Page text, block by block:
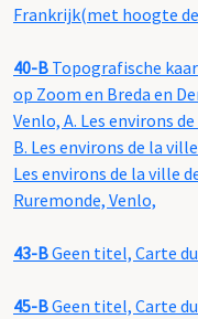
Frankrijk(met hoogte
40-B Topografische
op Zoom en Breda en
Venlo, A. Les environs
B. Les environs de la
Les environs de la ville
Ruremonde, Venlo,
43-BGeen titel, Carte
45-BGeen titel, Carte